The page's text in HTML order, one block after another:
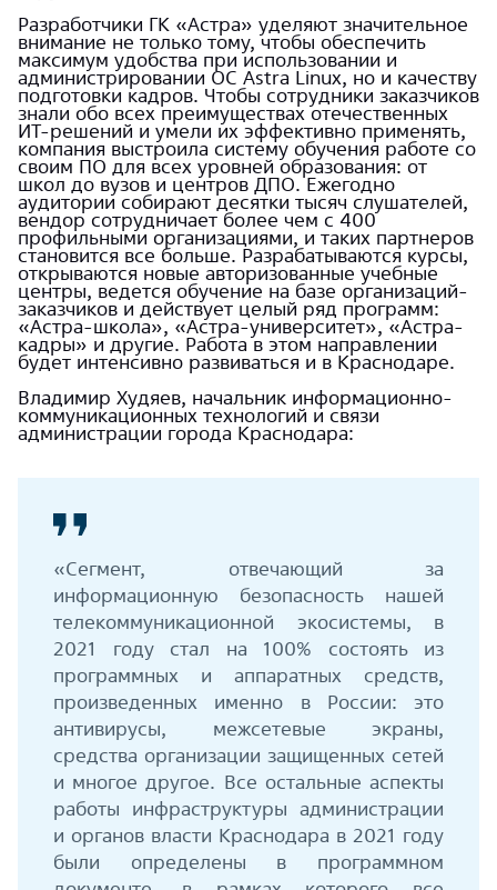
Разработчики ГК «Астра» уделяют значительное
внимание не только тому, чтобы обеспечить
максимум удобства при использовании и
администрировании ОС Astra Linux, но и качеству
подготовки кадров. Чтобы сотрудники заказчиков
знали обо всех преимуществах отечественных
ИТ-решений и умели их эффективно применять,
компания выстроила систему обучения работе со
своим ПО для всех уровней образования: от
школ до вузов и центров ДПО. Ежегодно
аудитории собирают десятки тысяч слушателей,
вендор сотрудничает более чем с 400
профильными организациями, и таких партнеров
становится все больше. Разрабатываются курсы,
открываются новые авторизованные учебные
центры, ведется обучение на базе организаций-
заказчиков и действует целый ряд программ:
«Астра-школа», «Астра-университет», «Астра-
кадры» и другие. Работа в этом направлении
будет интенсивно развиваться и в Краснодаре.
Владимир Худяев, начальник информационно-
коммуникационных технологий и связи
администрации города Краснодара:
«Сегмент, отвечающий за
информационную безопасность нашей
телекоммуникационной экосистемы, в
2021 году стал на 100% состоять из
программных и аппаратных средств,
произведенных именно в России: это
антивирусы, межсетевые экраны,
средства организации защищенных сетей
и многое другое. Все остальные аспекты
работы инфраструктуры администрации
и органов власти Краснодара в 2021 году
были определены в программном